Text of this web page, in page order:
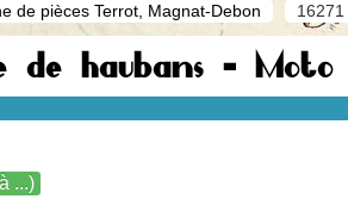
de pièces Terrot, Magnat-Debon
de haubans - Moto
...)